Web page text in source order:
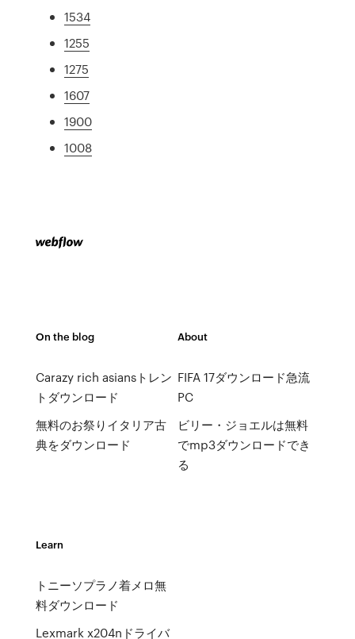
1534
1255
1275
1607
1900
1008
On the blog
Carazy rich asiansトレン
トダウンロード
無料のお祭りイタリア古
典をダウンロード
About
FIFA 17ダウンロード急流
PC
ビリー・ジョエルは無料
でmp3ダウンロードでき
る
Learn
トニーソプラノ着メロ無
料ダウンロード
Lexmark x204nドライバ